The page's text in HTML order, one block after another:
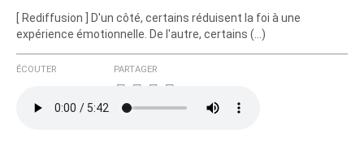
[ Rediffusion ] D'un côté, certains réduisent la foi à une
expérience émotionnelle. De l'autre, certains (…)
ÉCOUTER PARTAGER